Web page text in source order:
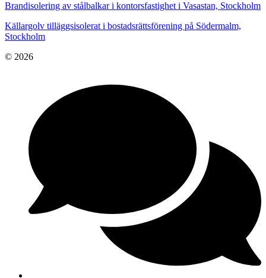
Brandisolering av stålbalkar i kontorsfastighet i Vasastan, Stockholm
Källargolv tilläggsisolerat i bostadsrättsförening på Södermalm,
Stockholm
© 2026